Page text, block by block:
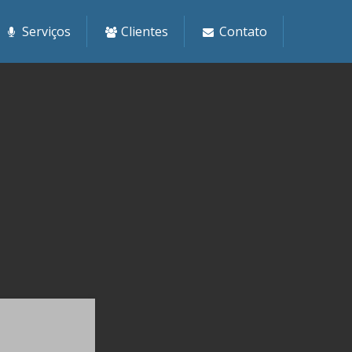
Serviços Clientes Contato